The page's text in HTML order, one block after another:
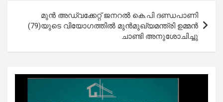
മുന്‍ അഡ്വക്കേറ്റ് ജനറല്‍ കെ.പി ദണ്ഡപാണി
(79)യുടെ വിയോഗത്തില്‍ മുന്‍മുഖ്യമന്ത്രി ഉമ്മന്‍
ചാണ്ടി അനുശോചിച്ചു